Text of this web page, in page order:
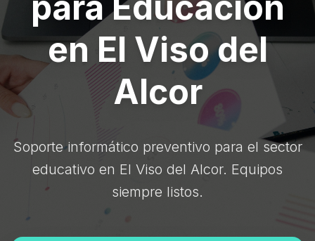
en El Viso del
Alcor
Soporte informático preventivo para el sector
educativo en El Viso del Alcor. Equipos
siempre listos.